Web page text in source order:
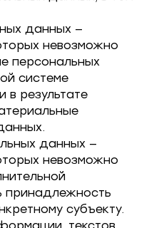
данных —
невозможно
персональных
системе
в результате
данных —
невозможно
субъекту.